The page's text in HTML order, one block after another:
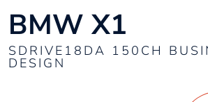
BMW X1
SDRIVE18DA 150CH
DESIGN